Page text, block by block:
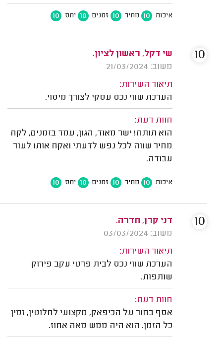
איכות 10 מחיר 10 זמנים 10 יחס 10
שי דקל, ראשון לציון.
משוב: 21/03/2024
תיאור השירות:
הערכת שווי נכס עסקי לצורך מיסוי.
חוות דעת:
הוא תותח! ישר מאוד, הגון, עמד בזמנים, לקח
מחיר שווה לכל נפש לדעתי ואקח אותו לעוד
עבודה.
איכות 10 מחיר 10 זמנים 10 יחס 10
10
דני קרן, חדרה.
משוב: 03/03/2024
תיאור השירות:
הערכת שווי נכס לבית פרטי עקב פירוק
שותפות.
חוות דעת:
אסף בחור על הכיפאק, מקצועי לחלוטין, זמין
כל הזמן. הוא היה ממש מאה אחוז.
10